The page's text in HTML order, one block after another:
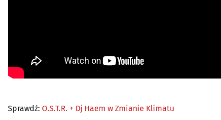
Sprawdź: O.S.T.R. + Dj Haem w Zmianie Klimatu